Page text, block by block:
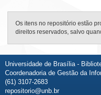
Os itens no repositório estão
direitos reservados, salvo
Universidade de Brasília -
Coordenadoria de Gestão da
(61) 3107-2683
repositorio@unb.br